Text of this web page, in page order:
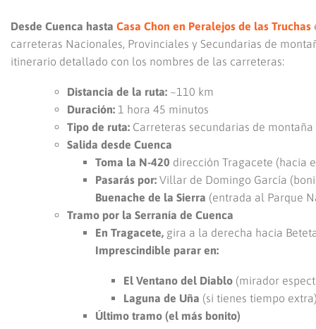
Desde Cuenca hasta Casa Chon en Peralejos de las Truchas
carreteras Nacionales, Provinciales y Secundarias de
itinerario detallado con los nombres de las carreteras:
Distancia de la ruta: ~110 km
Duración: 1 hora 45 minutos
Tipo de ruta: Carreteras secundarias de
Salida desde Cuenca
Toma la N-420 dirección Tragacete (hacia
Pasarás por: Villar de Domingo García
Buenache de la Sierra (entrada al Parque
Tramo por la Serranía de Cuenca
En Tragacete, gira a la derecha hacia
Imprescindible parar en:
El Ventano del Diablo (mirador
Laguna de Uña (si tienes tiempo
Último tramo (el más bonito)